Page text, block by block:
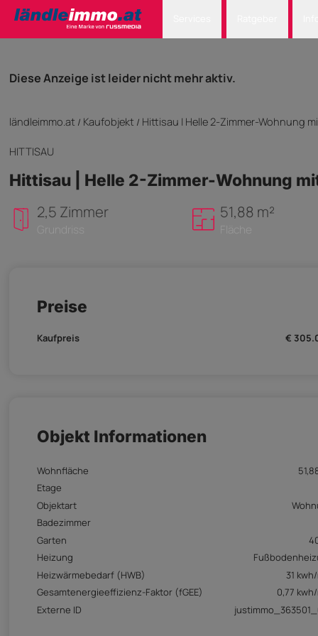
Diese Anzeige ist leider nicht mehr aktiv.
ländleimmo.at / Kaufobjekt / Hittisau | Helle 2-Zimmer-Wohnung
HITTISAU
Hittisau | Helle 2-Zimmer-Wohnung
2,5 Zimmer
Grundriss
51,88 m²
Fläche
Preise
Kaufpreis €
Objekt Informationen
Wohnfläche
Etage
Objektart
Badezimmer
Garten
Heizung
Heizwärmebedarf (HWB)
31
Gesamtenergieeffizienz-Faktor (fGEE)
0,77
Externe ID